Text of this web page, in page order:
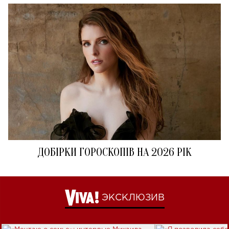
ДОБІРКИ ГОРОСКОПІВ НА 2026 РІК
ЭКСКЛЮЗИВ